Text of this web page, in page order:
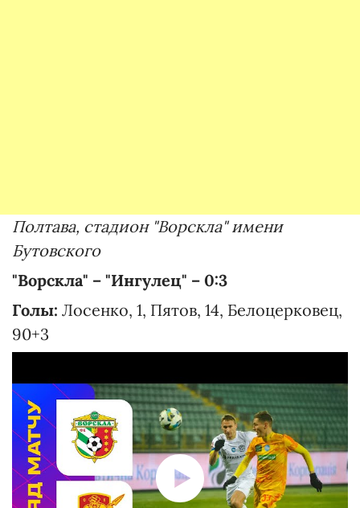
Полтава, стадион "Ворскла" имени
Бутовского
"Ворскла" – "Ингулец" – 0:3
Голы: Лосенко, 1, Пятов, 14, Белоцерковец,
90+3